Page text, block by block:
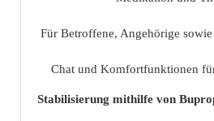
Für Betroffene, Angehörige
Chat und Komfortfunktionen
Stabilisierung mithilfe von